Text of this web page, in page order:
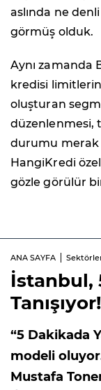
aslında ne
görmüş olduk.
Aynı zamanda
kredisi
oluşturan
düzenlenmesi,
durumu merak
HangiKredi
gözle görülür
ANA SAYFA
İstanbul,
Tanışıyor!
“5 Dakikada
modeli
Mustafa